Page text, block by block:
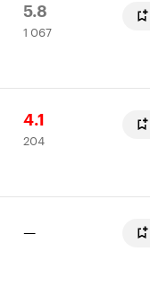
Рейтинг
Кинопоиска
5.8
1
067
1 067
Рейтинг
Кинопоиска
4.1
204
оценки
204
—